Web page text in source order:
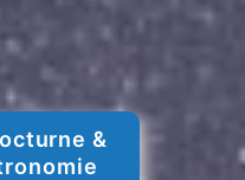
&